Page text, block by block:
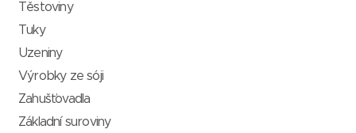
Těstoviny
Tuky
Uzeniny
Výrobky ze sóji
Zahušťovadla
Základní suroviny